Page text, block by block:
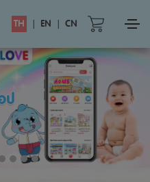
TH | EN | CN